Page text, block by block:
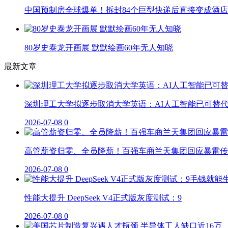
中国预制房全球爆单！拆封84个巨型快递后直接变成酒店
80岁史泰龙开画展 默默绘画60年无人知晓
最新文章
深圳理工大学拟逐步取消大学英语：AI人工智能已可替代
2026-07-08 0
高管薪资归零、全员降薪！百强车商兰天集团回应暴雷
2026-07-08 0
性能大提升 DeepSeek V4正式版灰度测试：9
2026-07-08 0